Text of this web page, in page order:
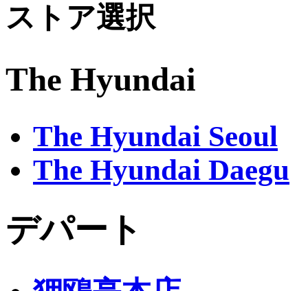
ストア選択
The Hyundai
The Hyundai Seoul
The Hyundai Daegu
デパート